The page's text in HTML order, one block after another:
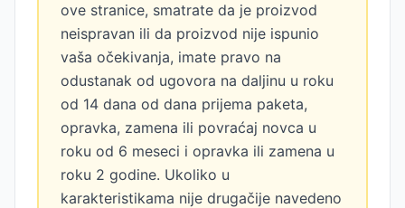
ove stranice, smatrate da je proizvod
neispravan ili da proizvod nije ispunio
vaša očekivanja, imate pravo na
odustanak od ugovora na daljinu u roku
od 14 dana od dana prijema paketa,
opravka, zamena ili povraćaj novca u
roku od 6 meseci i opravka ili zamena u
roku 2 godine. Ukoliko u
karakteristikama nije drugačije navedeno